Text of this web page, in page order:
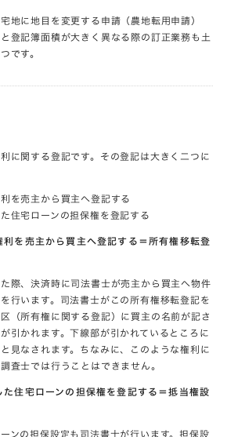
地に地目を変更する申請（農地転用申請）
登記簿面積が大きく異なる際の訂正業務も土
です。
に関する登記です。その登記は大きく二つに
を売主から買主へ登記する
住宅ローンの担保権を登記する
利を売主から買主へ登記する＝所有権移転登
際、決済時に司法書士が売主から買主へ物件
行います。司法書士がこの所有権移転登記を
（所有権に関する登記）に買主の名前が記さ
引かれます。下線部が引かれているところに
見なされます。ちなみに、このような権利に
査士では行うことはできません。
た住宅ローンの担保権を登記する＝抵当権設
ンの担保設定も司法書士が行います。担保設